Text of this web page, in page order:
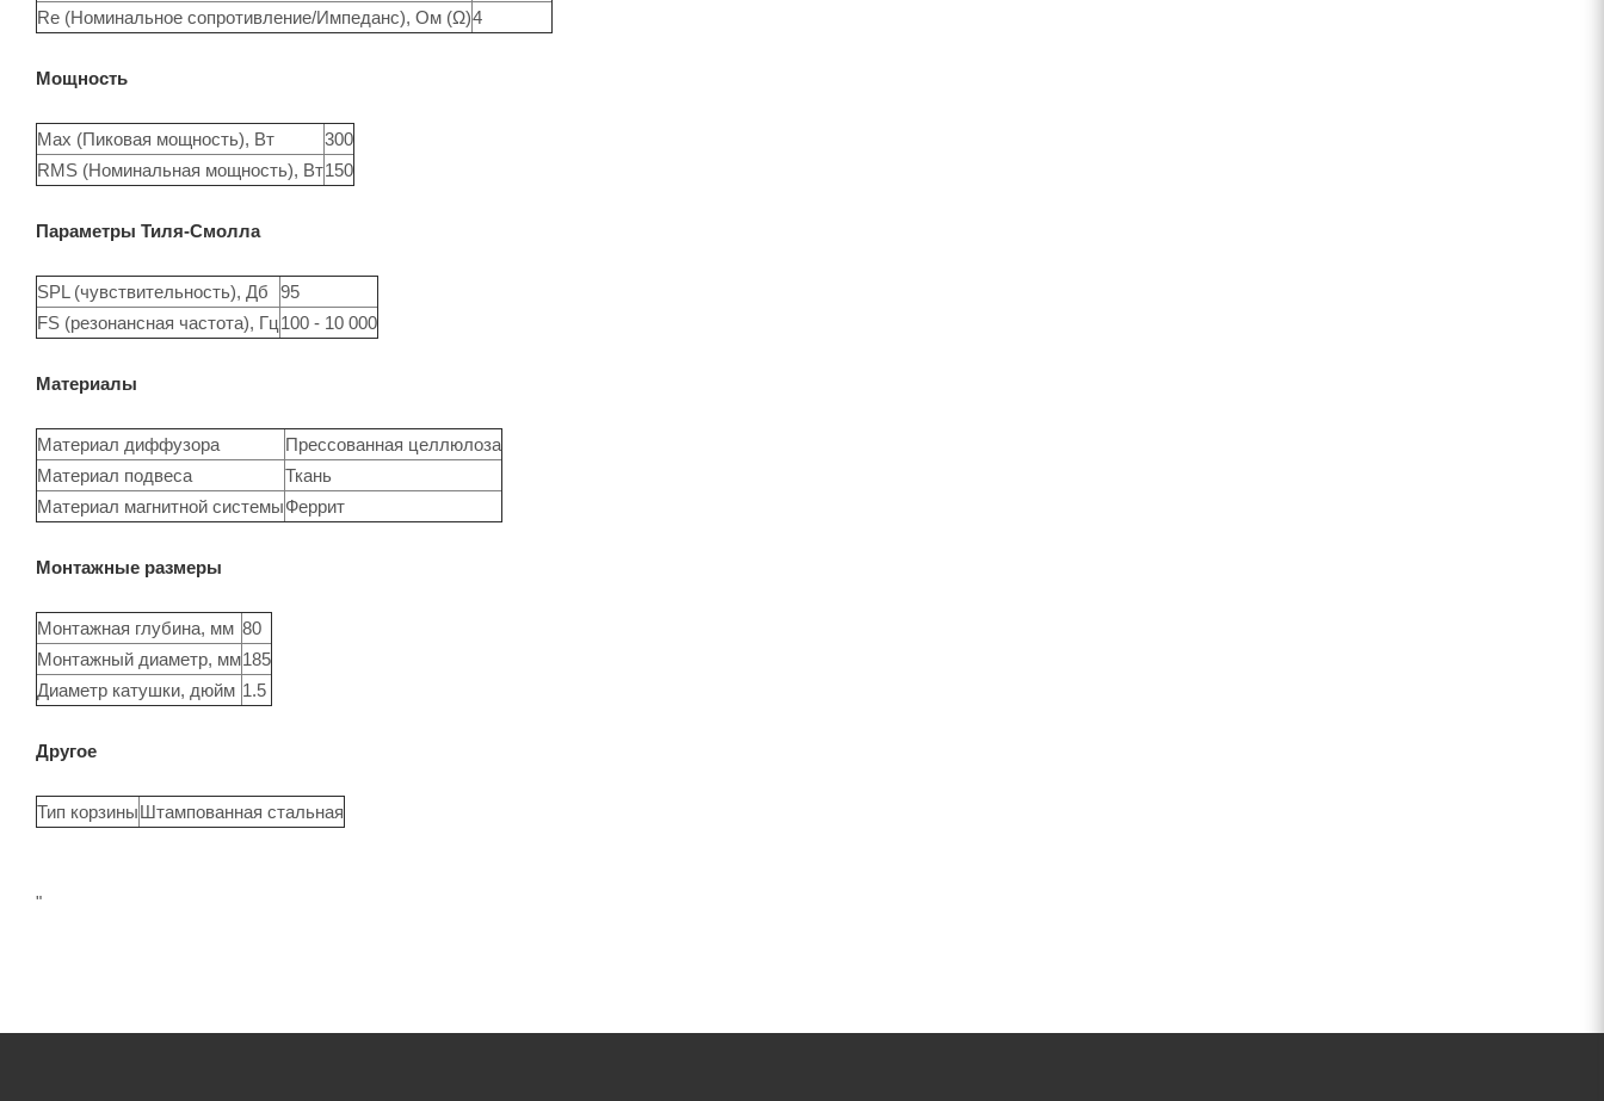
Re (Номинальное сопротивление/Импеданс), Ом (Ω)4
Мощность
Max (Пиковая мощность), Вт
300
RMS (Номинальная мощность), Вт150
Параметры Тиля-Смолла
SPL (чувствительность), Дб
95
FS (резонансная частота), Гц100 - 10 000
Материалы
Материал диффузора
Прессованная целлюлоза
Материал подвеса
Ткань
Материал магнитной системыФеррит
Монтажные размеры
Монтажная глубина, мм 80
Монтажный диаметр, мм185
Диаметр катушки, дюйм 1.5
Другое
Тип корзиныШтампованная стальная
"